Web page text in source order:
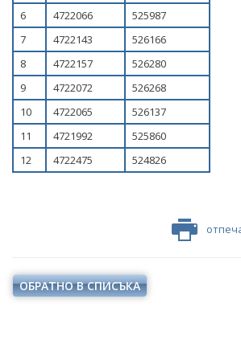
ТЕРИТОРИАЛНИ ПЛАНОВЕ ЗА
6
4722066
525987
7
4722143
526166
8
4722157
526280
9
4722072
526268
10
4722065
526137
11
4721992
525860
12
4722475 524826
ОБРАТНО В СПИСЪКА